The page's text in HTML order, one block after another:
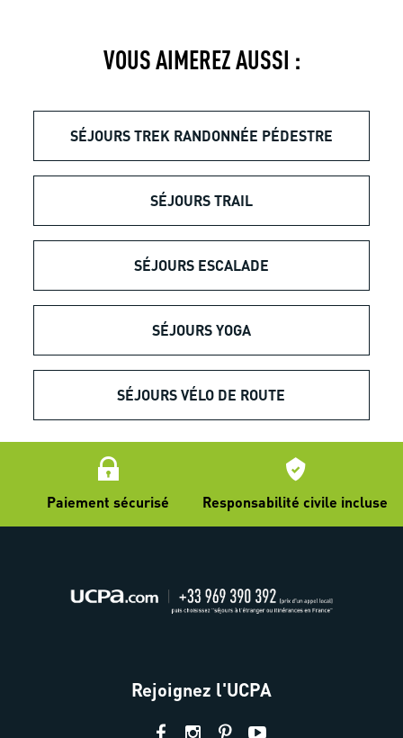
VOUS AIMEREZ AUSSI :
SÉJOURS TREK RANDONNÉE PÉDESTRE
SÉJOURS TRAIL
SÉJOURS ESCALADE
SÉJOURS YOGA
SÉJOURS VÉLO DE ROUTE
Paiement sécurisé Responsabilité civile incluse
Rejoignez l'UCPA